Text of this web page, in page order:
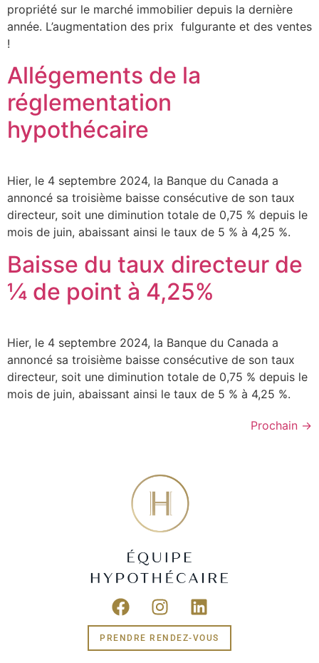
propriété sur le marché immobilier depuis la dernière
année. L’augmentation des prix fulgurante et des ventes
!
Allégements de la
réglementation
hypothécaire
Hier, le 4 septembre 2024, la Banque du Canada a
annoncé sa troisième baisse consécutive de son taux
directeur, soit une diminution totale de 0,75 % depuis le
mois de juin, abaissant ainsi le taux de 5 % à 4,25 %.
Baisse du taux directeur de
¼ de point à 4,25%
Hier, le 4 septembre 2024, la Banque du Canada a
annoncé sa troisième baisse consécutive de son taux
directeur, soit une diminution totale de 0,75 % depuis le
mois de juin, abaissant ainsi le taux de 5 % à 4,25 %.
Prochain →
PRENDRE RENDEZ-VOUS